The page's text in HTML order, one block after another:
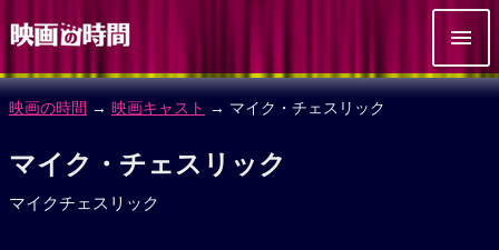
映画の時間 → 映画キャスト → マイク・チェスリック
マイク・チェスリック
マイクチェスリック